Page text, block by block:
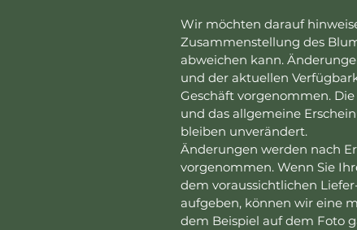
Wir möchten darauf
Zusammenstellung des
abweichen kann.
und der aktuellen
Geschäft vorgenommen.
und das allgemeine
bleiben unverändert.
Änderungen werden nach
vorgenommen. Wenn Sie
dem voraussichtlichen
aufgeben, können wir eine
dem Beispiel auf dem Foto